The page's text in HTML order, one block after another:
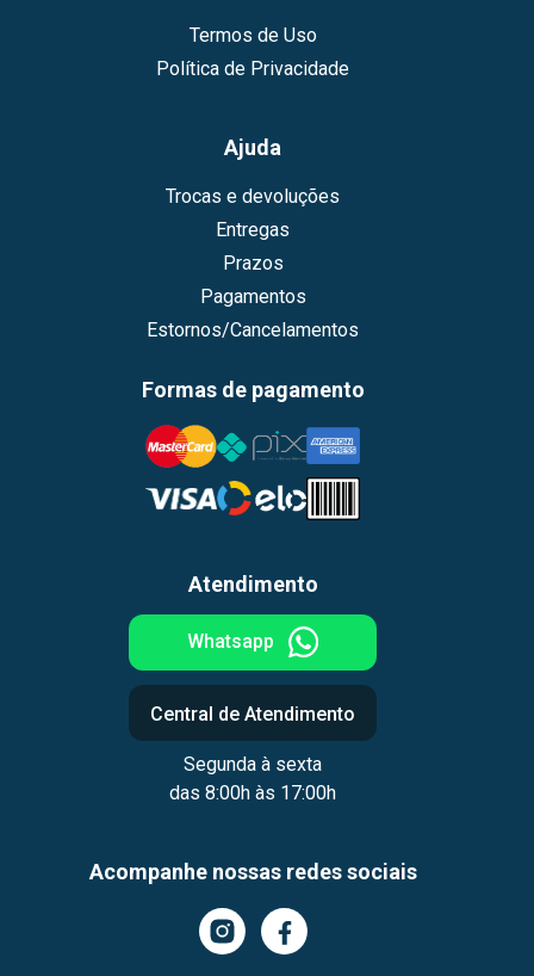
Termos de Uso
Política de Privacidade
Ajuda
Trocas e devoluções
Entregas
Prazos
Pagamentos
Estornos/Cancelamentos
Formas de pagamento
Atendimento
Whatsapp
Central de Atendimento
Segunda à sexta
das 8:00h às 17:00h
Acompanhe nossas redes sociais